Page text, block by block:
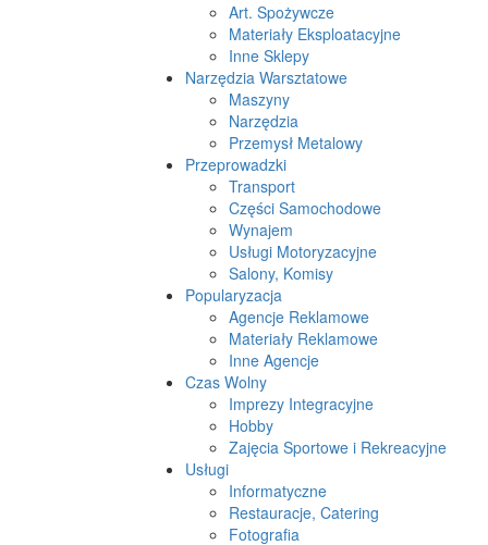
Art. Spożywcze
Materiały Eksploatacyjne
Inne Sklepy
Narzędzia Warsztatowe
Maszyny
Narzędzia
Przemysł Metalowy
Przeprowadzki
Transport
Części Samochodowe
Wynajem
Usługi Motoryzacyjne
Salony, Komisy
Popularyzacja
Agencje Reklamowe
Materiały Reklamowe
Inne Agencje
Czas Wolny
Imprezy Integracyjne
Hobby
Zajęcia Sportowe i Rekreacyjne
Usługi
Informatyczne
Restauracje, Catering
Fotografia